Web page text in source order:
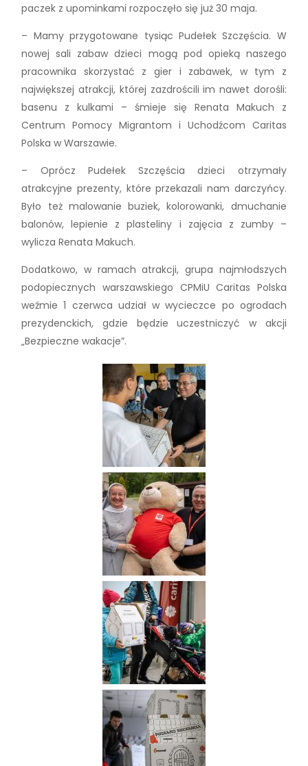
paczek z upominkami rozpoczęło się już 30 maja.
– Mamy przygotowane tysiąc Pudełek Szczęścia. W
nowej sali zabaw dzieci mogą pod opieką naszego
pracownika skorzystać z gier i zabawek, w tym z
największej atrakcji, której zazdrościli im nawet dorośli:
basenu z kulkami – śmieje się Renata Makuch z
Centrum Pomocy Migrantom i Uchodźcom Caritas
Polska w Warszawie.
– Oprócz Pudełek Szczęścia dzieci otrzymały
atrakcyjne prezenty, które przekazali nam darczyńcy.
Było też malowanie buziek, kolorowanki, dmuchanie
balonów, lepienie z plasteliny i zajęcia z zumby –
wylicza Renata Makuch.
Dodatkowo, w ramach atrakcji, grupa najmłodszych
podopiecznych warszawskiego CPMiU Caritas Polska
weźmie 1 czerwca udział w wycieczce po ogrodach
prezydenckich, gdzie będzie uczestniczyć w akcji
„Bezpieczne wakacje”.